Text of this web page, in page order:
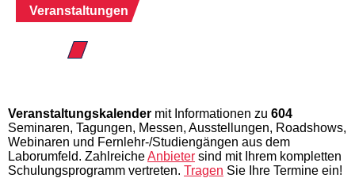
Veranstaltungen
☰ 2026
Veranstaltungskalender mit Informationen zu 604
Seminaren, Tagungen, Messen, Ausstellungen, Roadshows,
Webinaren und Fernlehr-/Studiengängen aus dem
Laborumfeld. ZahlreicheAnbieter sind mit Ihrem kompletten
Schulungsprogramm vertreten. Tragen Sie Ihre Termine ein!